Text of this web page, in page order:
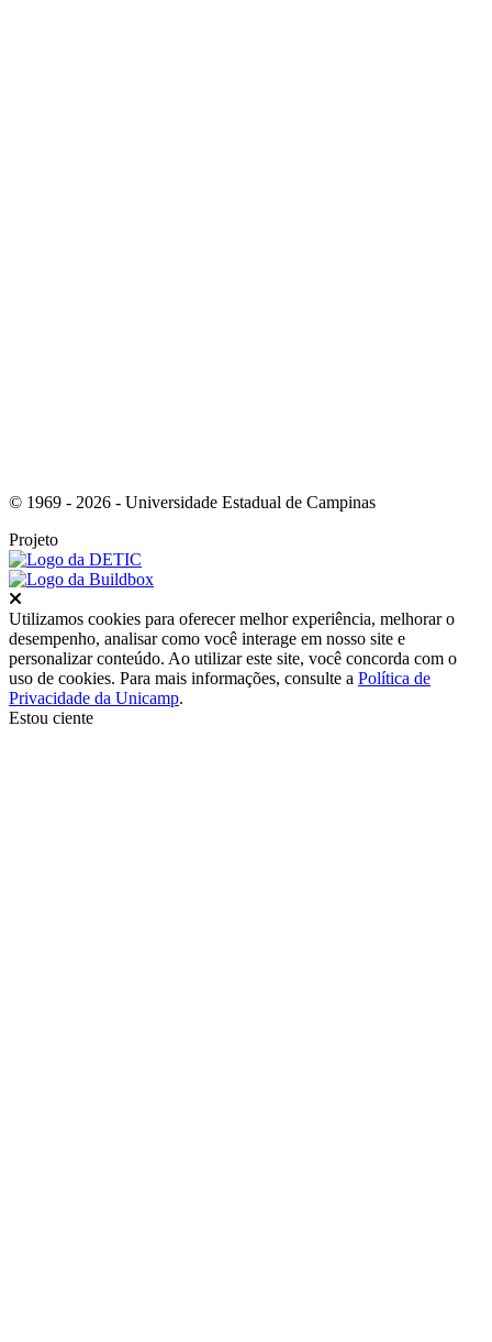
© 1969 - 2026 - Universidade Estadual de Campinas
Projeto
Utilizamos cookies para oferecer melhor experiência, melhorar o
desempenho, analisar como você interage em nosso site e
personalizar conteúdo. Ao utilizar este site, você concorda com o
uso de cookies. Para mais informações, consulte a Política de
Privacidade da Unicamp.
Estou ciente